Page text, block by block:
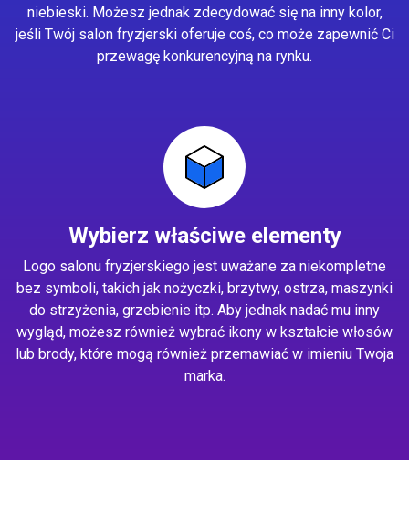
niebieski. Możesz jednak zdecydować się na inny kolor,
jeśli Twój salon fryzjerski oferuje coś, co może zapewnić Ci
przewagę konkurencyjną na rynku.
Wybierz właściwe elementy
Logo salonu fryzjerskiego jest uważane za niekompletne
bez symboli, takich jak nożyczki, brzytwy, ostrza, maszynki
do strzyżenia, grzebienie itp. Aby jednak nadać mu inny
wygląd, możesz również wybrać ikony w kształcie włosów
lub brody, które mogą również przemawiać w imieniu Twoja
marka.